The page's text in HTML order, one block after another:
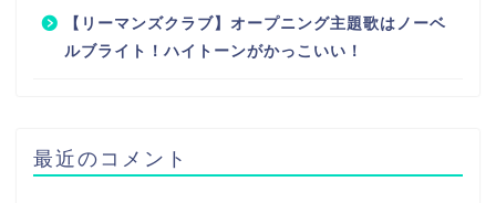
【リーマンズクラブ】オープニング主題歌はノーベ
ルブライト！ハイトーンがかっこいい！
最近のコメント